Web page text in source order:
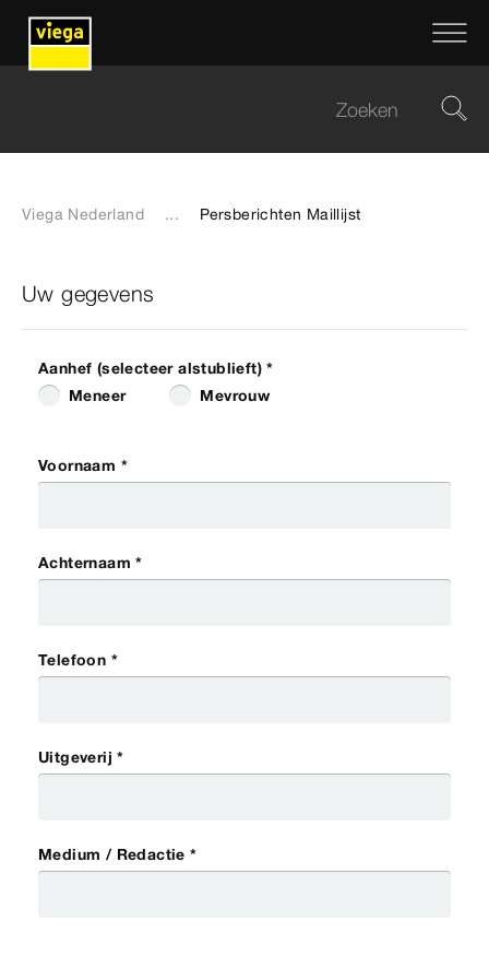
Viega Nederland ... Persberichten Maillijst
Uw gegevens
Aanhef (selecteer alstublieft) *
Meneer
Mevrouw
Voornaam *
Achternaam *
Telefoon *
Uitgeverij *
Medium / Redactie *